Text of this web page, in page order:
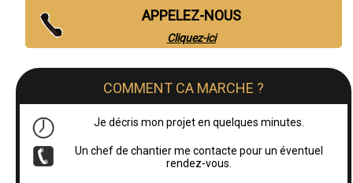
APPELEZ-NOUS
Cliquez-ici
COMMENT CA MARCHE ?
Je décris mon projet en quelques minutes.
Un chef de chantier me contacte pour un éventuel
rendez-vous.